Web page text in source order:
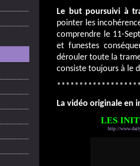
Le but poursuivi à
pointer les
comprendre le 11-
et funestes
dérouler toute la
consiste toujours à le
La vidéo originale en
LES
http://